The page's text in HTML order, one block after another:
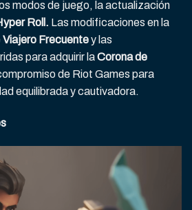
modos de juego, la actualización
Roll. Las modificaciones en la
Viajero Frecuentey las
para adquirir laCorona de
de Riot Games para
equilibrada y cautivadora.